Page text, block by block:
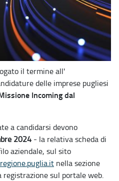
il termine all'
delle imprese pugliesi
Incoming dal
a candidarsi devono
2024 - la relativa scheda di
aziendale, sul sito
nella sezione
registrazione sul portale web.